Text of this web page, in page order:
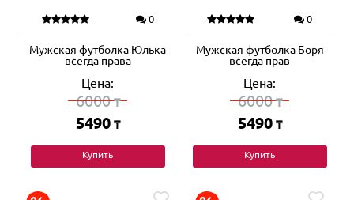
0
Мужская футболка Юлька
всегда права
Цена:
6000₸
5490 ₸
Купить
0
Мужская футболка Боря
всегда прав
Цена:
6000₸
5490 ₸
Купить